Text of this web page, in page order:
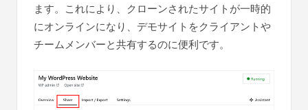
ます。これにより、クローンされたサイトが一時的
にオンラインになり、デモサイトをクライアントや
チームメンバーと共有するのに便利です。